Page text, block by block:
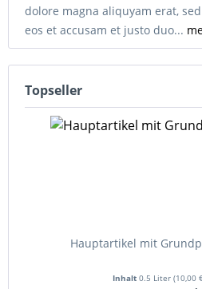
dolore magna aliquyam erat,
eos et accusam et justo duo...
Topseller
Hauptartikel mit
Inhalt 0.5 Liter (10,00